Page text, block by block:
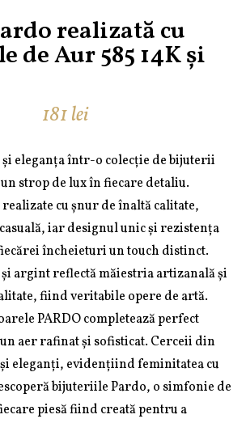
realizată cu
de Aur 585 14K și
181lei
eleganța într-o colecție de bijuterii
strop de lux în fiecare detaliu.
cu șnur de înaltă calitate,
iar designul unic și rezistența
încheieturi un touch distinct.
argint reflectă măiestria artizanală și
fiind veritabile opere de artă.
PARDO completează perfect
aer rafinat și sofisticat. Cerceii din
eleganți, evidențiind feminitatea cu
bijuteriile Pardo, o simfonie de
piesă fiind creată pentru a